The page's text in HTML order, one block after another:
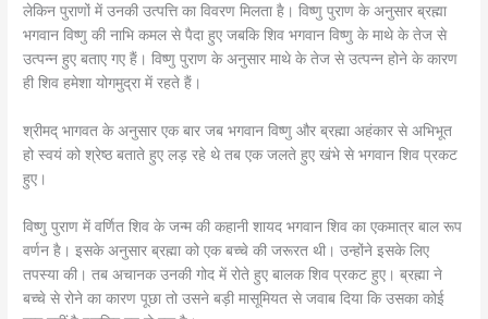
लेकिन पुराणों में उनकी उत्पत्ति का विवरण मिलता है। विष्णु पुराण के अनुसार ब्रह्मा
भगवान विष्णु की नाभि कमल से पैदा हुए जबकि शिव भगवान विष्णु के माथे के तेज से
उत्पन्न हुए बताए गए हैं। विष्णु पुराण के अनुसार माथे के तेज से उत्पन्न होने के कारण
ही शिव हमेशा योगमुद्रा में रहते हैं।
श्रीमद् भागवत के अनुसार एक बार जब भगवान विष्णु और ब्रह्मा अहंकार से अभिभूत
हो स्वयं को श्रेष्ठ बताते हुए लड़ रहे थे तब एक जलते हुए खंभे से भगवान शिव प्रकट
हुए।
विष्णु पुराण में वर्णित शिव के जन्म की कहानी शायद भगवान शिव का एकमात्र बाल रूप
वर्णन है। इसके अनुसार ब्रह्मा को एक बच्चे की जरूरत थी। उन्होंने इसके लिए
तपस्या की। तब अचानक उनकी गोद में रोते हुए बालक शिव प्रकट हुए। ब्रह्मा ने
बच्चे से रोने का कारण पूछा तो उसने बड़ी मासूमियत से जवाब दिया कि उसका कोई